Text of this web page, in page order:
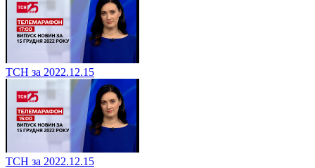
ТСН за 2022.12.15
ТСН за 2022.12.15